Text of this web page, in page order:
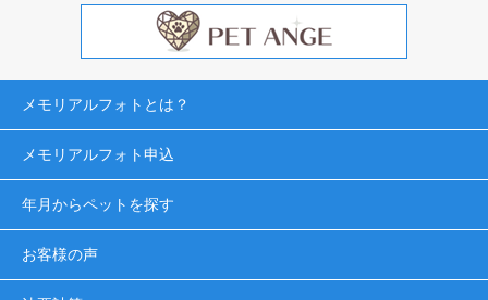
メモリアルフォトとは？
メモリアルフォト申込
年月からペットを探す
お客様の声